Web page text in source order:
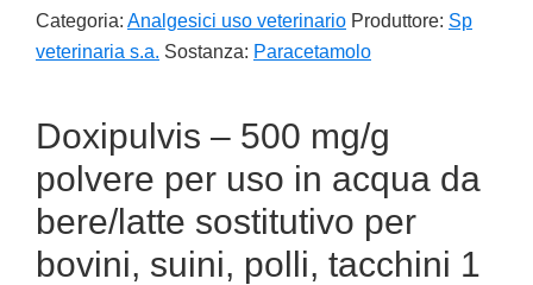
Categoria: Analgesici uso veterinario Produttore: Sp
veterinaria s.a. Sostanza: Paracetamolo
Doxipulvis – 500 mg/g
polvere per uso in acqua da
bere/latte sostitutivo per
bovini, suini, polli, tacchini 1